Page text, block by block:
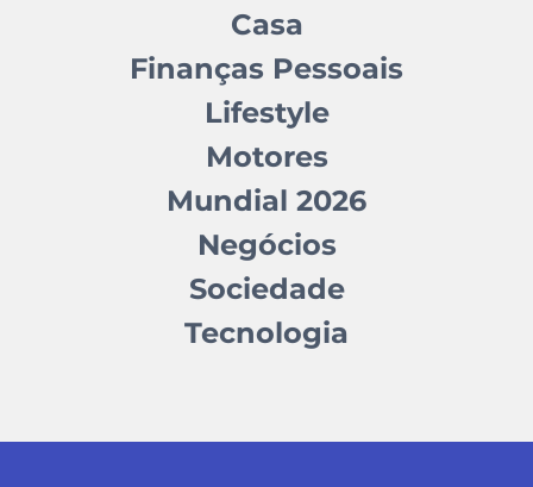
Casa
Finanças Pessoais
Lifestyle
Motores
Mundial 2026
Negócios
Sociedade
Tecnologia